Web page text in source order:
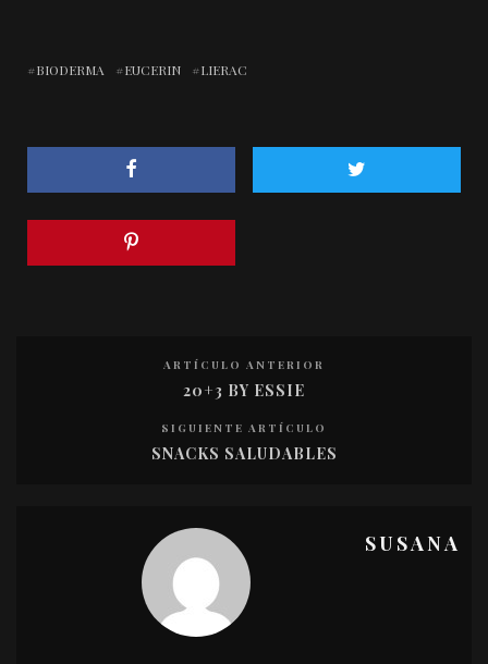
BIODERMA EUCERIN LIERAC
ARTÍCULO ANTERIOR
20+3 BY ESSIE
SIGUIENTE ARTÍCULO
SNACKS SALUDABLES
SUSANA